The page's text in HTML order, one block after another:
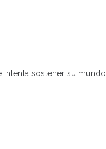
intenta sostener su mundo